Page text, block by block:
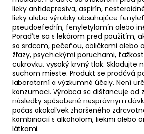
lieky antidepresíva, aspirín,
lieky alebo výrobky obsahujúce
pseudoefedrín, fenyletylamín alebo
Poraďte sa s lekárom pred použitím,
so srdcom, pečeňou, obličkami alebo
žľazy, psychickými poruchami,
cukrovku, vysoký krvný tlak. Skladujte
suchom mieste. Produkt se prodává
laboratorní a výzkumné účely. Není
konzumaci. Výrobca sa dištancuje od
následky spôsobené nesprávnym
počas akokoľvek zhoršeného
kombinácií s alkoholom, liekmi alebo
látkami.